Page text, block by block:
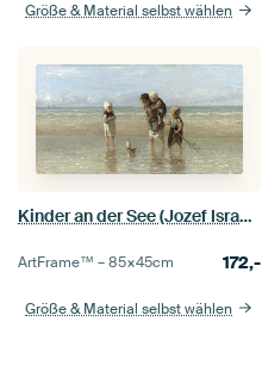
Größe & Material selbst wählen
Kinder an der See (Jozef Israels)
ArtFrame™ –85×45cm 172,-
Größe & Material selbst wählen